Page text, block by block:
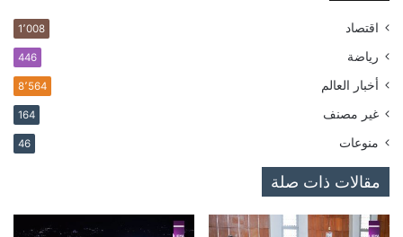
اقتصاد 1٬008
رياضة 446
أخبار العالم 8٬564
غير مصنف 164
منوعات 46
مقالات ذات صلة